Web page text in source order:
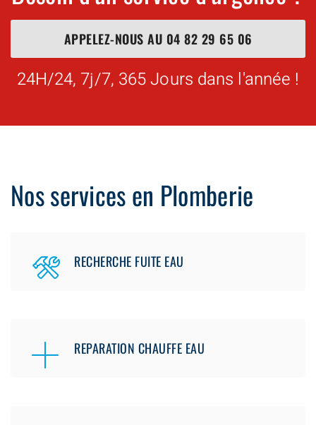
APPELEZ-NOUS AU 04 82 29 65 06
24H/24, 7j/7, 365 Jours dans l'année !
Nos services en Plomberie
RECHERCHE FUITE EAU
REPARATION CHAUFFE EAU